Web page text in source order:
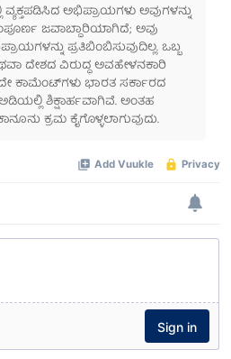
ಅಭಿಪ್ರಾಯಗಳು ಅವುಗಳನ್ನು
ಜವಾಬ್ದಾರಿಯಾಗಿದೆ; ಅವು
ಪ್ರತಿಬಿಂಬಿಸುವುದಿಲ್ಲ. ಒಬ್ಬ
ದೇಶದ ವಿರುದ್ಧ ಅವಹೇಳನಕಾರಿ
ಕಾಮೆಂಟ್‌ಗಳು ಭಾರತ ಸರ್ಕಾರದ
ಶಿಕ್ಷಾರ್ಹವಾಗಿವೆ. ಅಂತಹ
ಕ್ರಮ ಕೈಗೊಳ್ಳಲಾಗುವುದು.